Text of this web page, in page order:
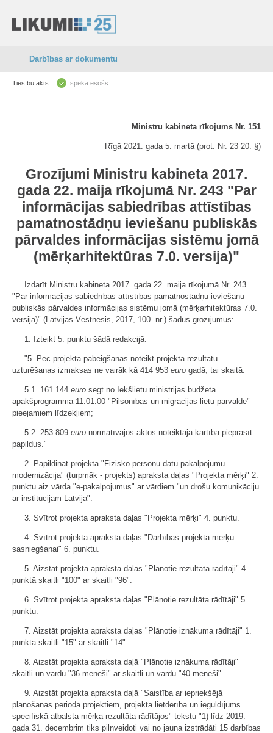
Darbības ar dokumentu
Tiesību akts: spēkā esošs
Ministru kabineta rīkojums Nr. 151
Rīgā 2021. gada 5. martā (prot. Nr. 23 20. §)
Grozījumi Ministru kabineta 2017.
gada 22. maija rīkojumā Nr. 243 "Par
informācijas sabiedrības attīstības
pamatnostādņu ieviešanu publiskās
pārvaldes informācijas sistēmu jomā
(mērķarhitektūras 7.0. versija)"
Izdarīt Ministru kabineta 2017. gada 22. maija rīkojumā Nr. 243
"Par informācijas sabiedrības attīstības pamatnostādņu ieviešanu
publiskās pārvaldes informācijas sistēmu jomā (mērķarhitektūras 7.0.
versija)" (Latvijas Vēstnesis, 2017, 100. nr.) šādus grozījumus:
1. Izteikt 5. punktu šādā redakcijā:
"5. Pēc projekta pabeigšanas noteikt projekta rezultātu
uzturēšanas izmaksas ne vairāk kā 414 953 euro gadā, tai skaitā:
5.1. 161 144 euro segt no Iekšlietu ministrijas budžeta
apakšprogrammā 11.01.00 "Pilsonības un migrācijas lietu pārvalde"
pieejamiem līdzekļiem;
5.2. 253 809 euro normatīvajos aktos noteiktajā kārtībā pieprasīt
papildus."
2. Papildināt projekta "Fizisko personu datu pakalpojumu
modernizācija" (turpmāk - projekts) apraksta daļas "Projekta mērķi" 2.
punktu aiz vārda "e-pakalpojumus" ar vārdiem "un drošu komunikāciju
ar institūcijām Latvijā".
3. Svītrot projekta apraksta daļas "Projekta mērķi" 4. punktu.
4. Svītrot projekta apraksta daļas "Darbības projekta mērķu
sasniegšanai" 6. punktu.
5. Aizstāt projekta apraksta daļas "Plānotie rezultāta rādītāji" 4.
punktā skaitli "100" ar skaitli "96".
6. Svītrot projekta apraksta daļas "Plānotie rezultāta rādītāji" 5.
punktu.
7. Aizstāt projekta apraksta daļas "Plānotie iznākuma rādītāji" 1.
punktā skaitli "15" ar skaitli "14".
8. Aizstāt projekta apraksta daļā "Plānotie iznākuma rādītāji"
skaitli un vārdu "36 mēneši" ar skaitli un vārdu "40 mēneši".
9. Aizstāt projekta apraksta daļā "Saistība ar iepriekšējā
plānošanas perioda projektiem, projekta lietderība un ieguldījums
specifiskā atbalsta mērķa rezultāta rādītājos" tekstu "1) līdz 2019.
gada 31. decembrim tiks pilnveidoti vai no jauna izstrādāti 15 darbības